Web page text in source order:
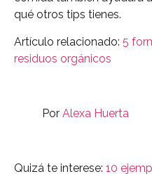
qué otros tips tienes.
Artículo relacionado: 5
residuos orgánicos
Por Alexa Huerta
Quizá te interese: 10